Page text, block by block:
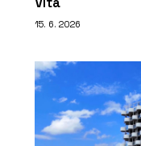
15. 6. 2026